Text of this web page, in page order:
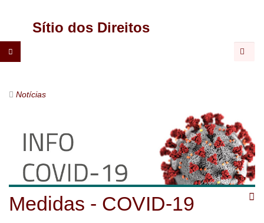
Sítio dos Direitos
Notícias
Medidas - COVID-19